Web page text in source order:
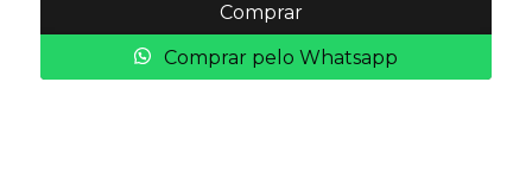
Comprar
Comprar pelo Whatsapp